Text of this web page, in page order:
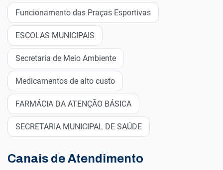
Funcionamento das Praças Esportivas
ESCOLAS MUNICIPAIS
Secretaria de Meio Ambiente
Medicamentos de alto custo
FARMÁCIA DA ATENÇÃO BÁSICA
SECRETARIA MUNICIPAL DE SAÚDE
Canais de Atendimento